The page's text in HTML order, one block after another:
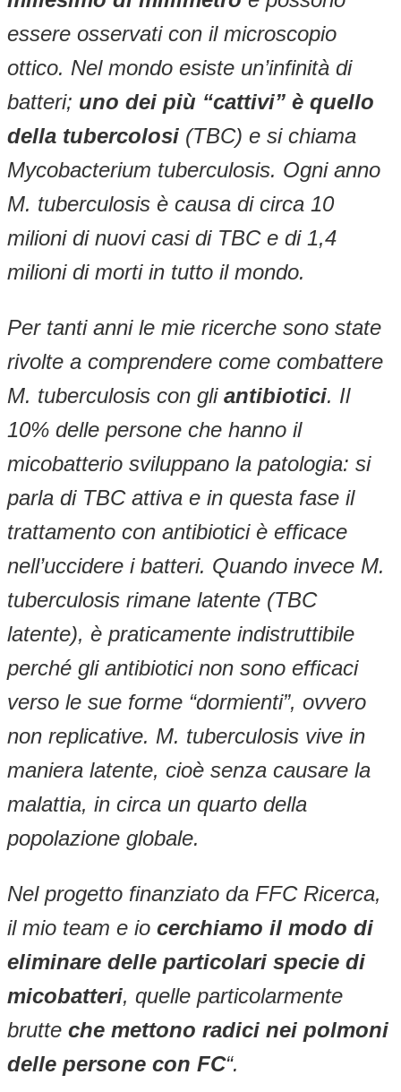
essere osservati con il microscopio
ottico. Nel mondo esiste un’infinità di
batteri; uno dei più “cattivi” è quello
della tubercolosi (TBC) e si chiama
Mycobacterium tuberculosis. Ogni anno
M. tuberculosis è causa di circa 10
milioni di nuovi casi di TBC e di 1,4
milioni di morti in tutto il mondo.
Per tanti anni le mie ricerche sono state
rivolte a comprendere come combattere
M. tuberculosis con gli antibiotici. Il
10% delle persone che hanno il
micobatterio sviluppano la patologia: si
parla di TBC attiva e in questa fase il
trattamento con antibiotici è efficace
nell’uccidere i batteri. Quando invece M.
tuberculosis rimane latente (TBC
latente), è praticamente indistruttibile
perché gli antibiotici non sono efficaci
verso le sue forme “dormienti”, ovvero
non replicative. M. tuberculosis vive in
maniera latente, cioè senza causare la
malattia, in circa un quarto della
popolazione globale.
Nel progetto finanziato da FFC Ricerca,
il mio team e io cerchiamo il modo di
eliminare delle particolari specie di
micobatteri, quelle particolarmente
brutte che mettono radici nei polmoni
delle persone con FC“.